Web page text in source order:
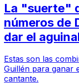
La "suerte"
números de
dar el
Estas son las
Guillén para ganar
cantante.